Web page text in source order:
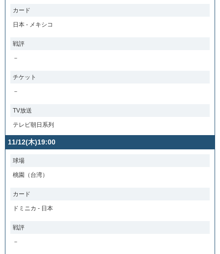
カード
日本 - メキシコ
戦評
－
チケット
－
TV放送
テレビ朝日系列
11/12(木)19:00
球場
桃園（台湾）
カード
ドミニカ - 日本
戦評
－